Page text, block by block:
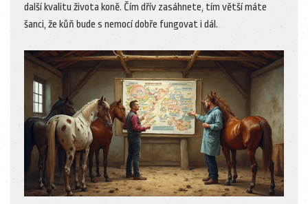
další kvalitu života koně. Čím dřív zasáhnete, tím větší máte
šanci, že kůň bude s nemocí dobře fungovat i dál.